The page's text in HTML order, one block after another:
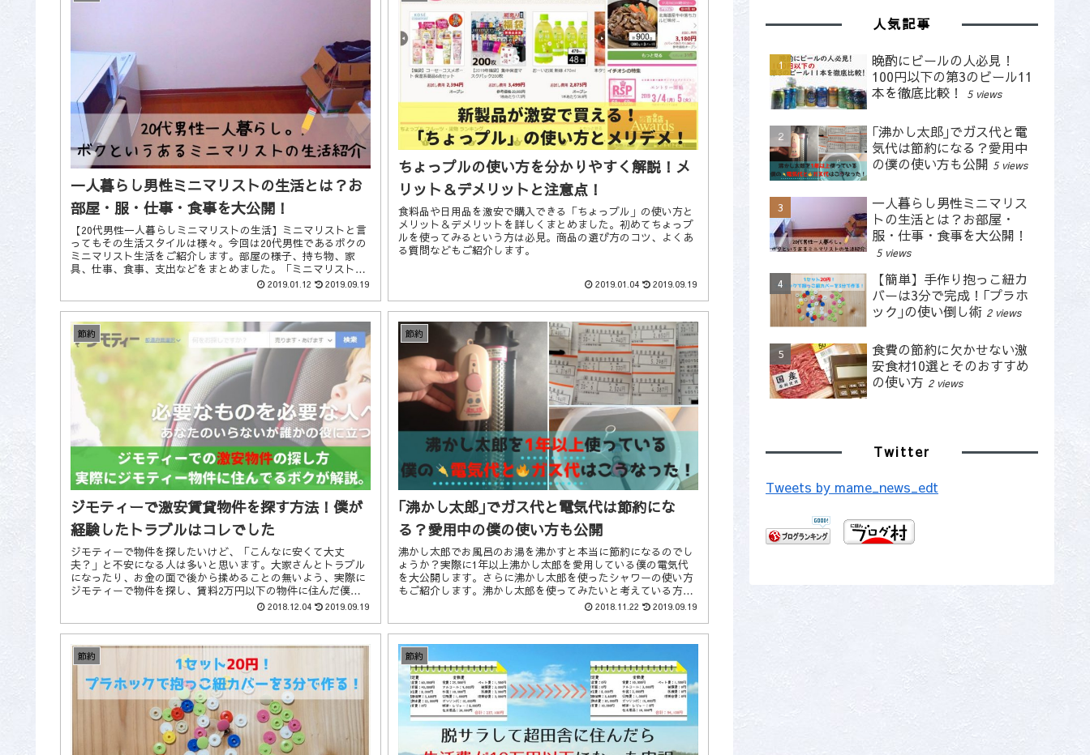
一人暮らし男性ミニマリストの生活とは？お
部屋・服・仕事・食事を大公開！
【20代男性一人暮らしミニマリストの生活】ミニマリストと言
ってもその生活スタイルは様々。今回は20代男性であるボクの
ミニマリスト生活をご紹介します。部屋の様子、持ち物、家
具、仕事、食事、支出などをまとめました。「ミニマリストっ
てどんな生活しているの？」と興味がある方におすすめです。
2019.01.12 2019.09.19
ちょっプルの使い方を分かりやすく解説！メ
リット＆デメリットと注意点！
食料品や日用品を激安で購入できる「ちょっプル」の使い方と
メリット＆デメリットを詳しくまとめました。初めてちょっプ
ルを使ってみるという方は必見。商品の選び方のコツ、よくあ
る質問などもご紹介します。
2019.01.04 2019.09.19
節約
ジモティーで激安賃貸物件を探す方法！僕が
経験したトラブルはコレでした
ジモティーで物件を探したいけど、「こんなに安くて大丈
夫？」と不安になる人は多いと思います。大家さんとトラブル
になったり、お金の面で後から揉めることの無いよう、実際に
ジモティーで物件を探し、賃料2万円以下の物件に住んだ僕
が、ジモティーで激安物件を探す極意をお伝えします。
2018.12.04 2019.09.19
節約
｢沸かし太郎｣でガス代と電気代は節約にな
る？愛用中の僕の使い方も公開
沸かし太郎でお風呂のお湯を沸かすと本当に節約になるのでし
ょうか？実際に1年以上沸かし太郎を愛用している僕の電気代
を大公開します。さらに沸かし太郎を使ったシャワーの使い方
もご紹介します。沸かし太郎を使ってみたいと考えている方は
2018.11.22 2019.09.19
節約 節約
人気記事
晩酌にビールの人必見！
100円以下の第3のビール11
本を徹底比較！
5 views
｢沸かし太郎｣でガス代と電
気代は節約になる？愛用中
の僕の使い方も公開 5 views
一人暮らし男性ミニマリス
トの生活とは？お部屋・
服・仕事・食事を大公開！
5 views
【簡単】手作り抱っこ紐カ
バーは3分で完成！｢プラホ
ック｣の使い倒し術 2 views
食費の節約に欠かせない激
安食材10選とそのおすすめ
の使い方 2 views
Twitter
Tweets by mame_news_edt